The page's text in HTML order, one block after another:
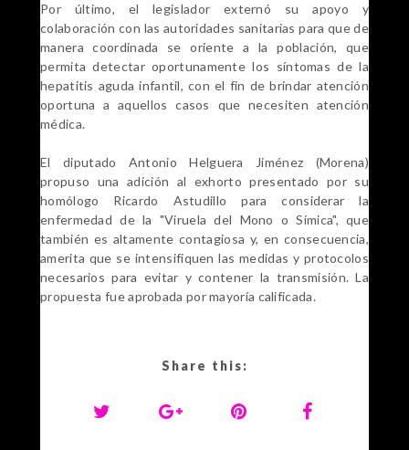
Por último, el legislador externó su apoyo y
colaboración con las autoridades sanitarias para que de
manera coordinada se oriente a la población, que
permita detectar oportunamente los síntomas de la
hepatitis aguda infantil, con el fin de brindar atención
oportuna a aquellos casos que necesiten atención
médica.
El diputado Antonio Helguera Jiménez (Morena)
propuso una adición al exhorto presentado por su
homólogo Ricardo Astudillo para considerar la
enfermedad de la "Viruela del Mono o Símica", que
también es altamente contagiosa y, en consecuencia,
amerita que se intensifiquen las medidas y protocolos
necesarios para evitar y contener la transmisión. La
propuesta fue aprobada por mayoría calificada.
Share this: